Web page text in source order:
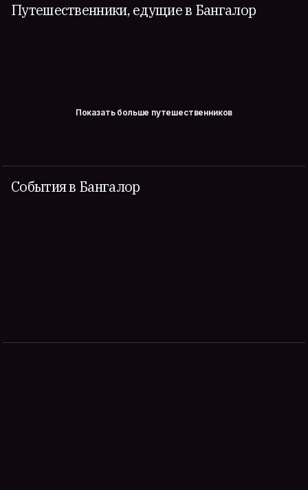
Путешественники, едущие в Бангалор
Показать больше путешественников
События в Бангалор